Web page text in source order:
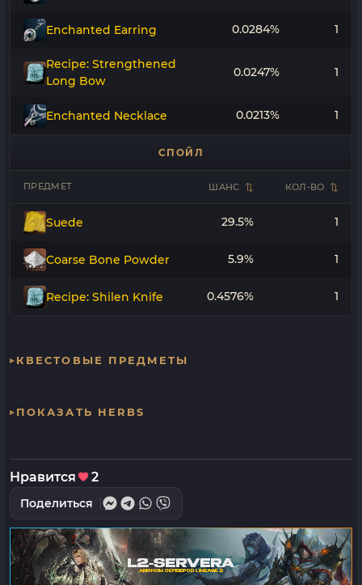
Enchanted Earring 0.0284% 1
Recipe: Strengthened
Long Bow
0.0247% 1
Enchanted Necklace 0.0213% 1
СПОЙЛ
ПРЕДМЕТ ШАНС КОЛ-ВО
Suede 29.5% 1
Coarse Bone Powder 5.9% 1
Recipe: Shilen Knife 0.4576% 1
КВЕСТОВЫЕ ПРЕДМЕТЫ
ПОКАЗАТЬ HERBS
Нравится 2
Поделиться